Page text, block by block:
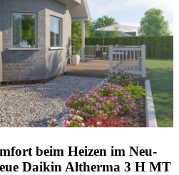
beim Heizen im Neu-
Daikin Altherma 3 H MT